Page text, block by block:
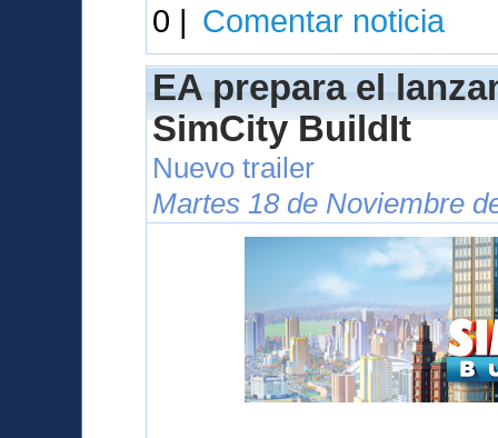
0 | Comentar noticia
EA prepara el
SimCity BuildIt
Nuevo trailer
Martes 18 de Noviembre